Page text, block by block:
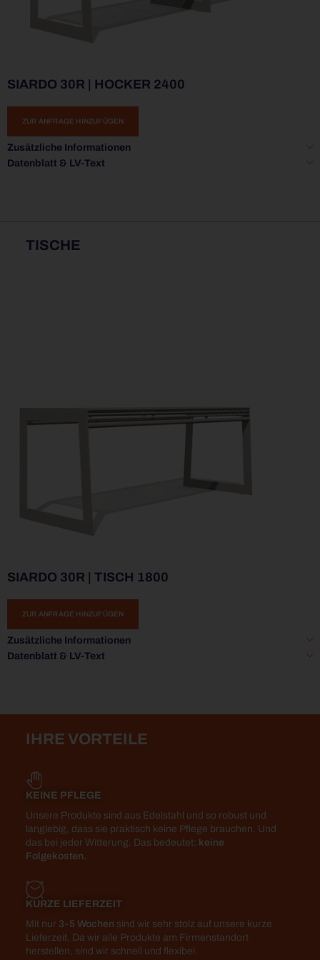
SIARDO 30R | HOCKER 2400
ZUR ANFRAGE HINZUFÜGEN
Zusätzliche Informationen
Datenblatt & LV-Text
TISCHE
SIARDO 30R | TISCH 1800
ZUR ANFRAGE HINZUFÜGEN
Zusätzliche Informationen
Datenblatt & LV-Text
IHRE VORTEILE
KEINE PFLEGE
Unsere Produkte sind aus Edelstahl und so robust und
langlebig, dass sie praktisch keine Pflege brauchen. Und
das bei jeder Witterung. Das bedeutet: keine
Folgekosten.
KURZE LIEFERZEIT
Mit nur 3-5 Wochen sind wir sehr stolz auf unsere kurze
Lieferzeit. Da wir alle Produkte am Firmenstandort
herstellen, sind wir schnell und flexibel.